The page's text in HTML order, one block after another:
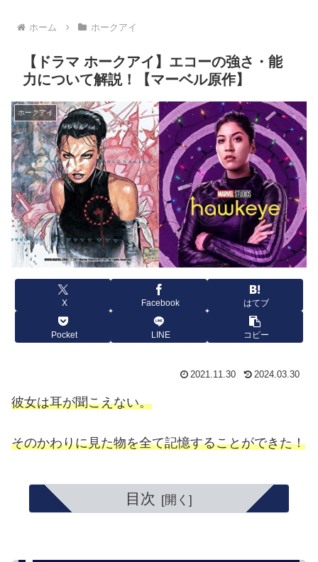
ホーム ホークアイ
【ドラマ ホークアイ】エコーの強さ・能
力について解説！【マーベル原作】
ホークアイ
X Facebook はてブ
Pocket LINE コピー
2021.11.30 2024.03.30
彼女は耳が聞こえない。
そのかわりに見た物を全て記憶することができた！
目次